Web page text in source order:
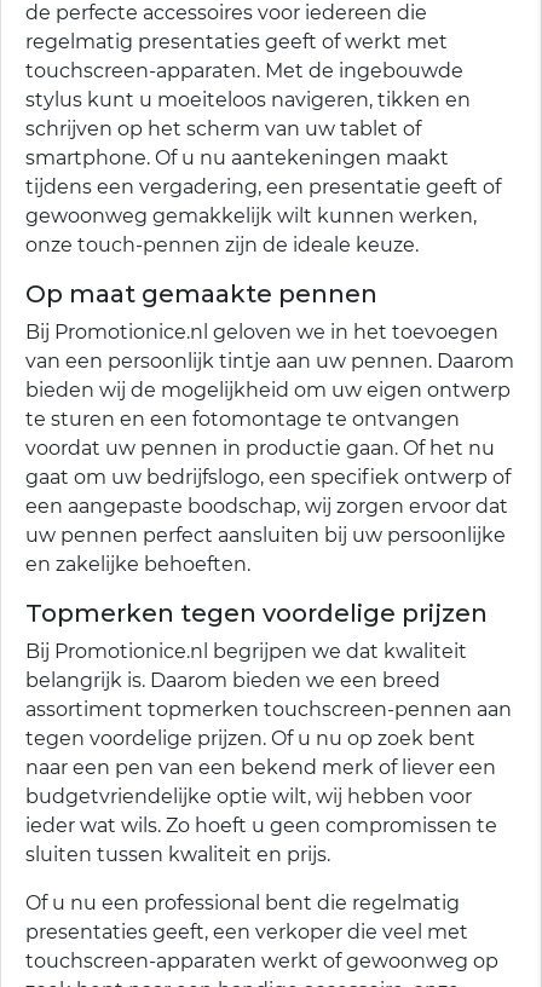
de perfecte accessoires voor iedereen die
regelmatig presentaties geeft of werkt met
touchscreen-apparaten. Met de ingebouwde
stylus kunt u moeiteloos navigeren, tikken en
schrijven op het scherm van uw tablet of
smartphone. Of u nu aantekeningen maakt
tijdens een vergadering, een presentatie geeft of
gewoonweg gemakkelijk wilt kunnen werken,
onze touch-pennen zijn de ideale keuze.
Op maat gemaakte pennen
Bij Promotionice.nl geloven we in het toevoegen
van een persoonlijk tintje aan uw pennen. Daarom
bieden wij de mogelijkheid om uw eigen ontwerp
te sturen en een fotomontage te ontvangen
voordat uw pennen in productie gaan. Of het nu
gaat om uw bedrijfslogo, een specifiek ontwerp of
een aangepaste boodschap, wij zorgen ervoor dat
uw pennen perfect aansluiten bij uw persoonlijke
en zakelijke behoeften.
Topmerken tegen voordelige prijzen
Bij Promotionice.nl begrijpen we dat kwaliteit
belangrijk is. Daarom bieden we een breed
assortiment topmerken touchscreen-pennen aan
tegen voordelige prijzen. Of u nu op zoek bent
naar een pen van een bekend merk of liever een
budgetvriendelijke optie wilt, wij hebben voor
ieder wat wils. Zo hoeft u geen compromissen te
sluiten tussen kwaliteit en prijs.
Of u nu een professional bent die regelmatig
presentaties geeft, een verkoper die veel met
touchscreen-apparaten werkt of gewoonweg op